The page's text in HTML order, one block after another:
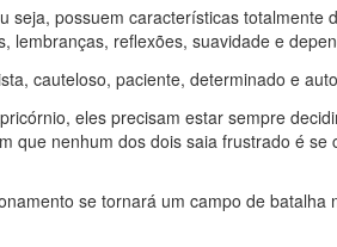
seja, possuem características totalmente
lembranças, reflexões, suavidade e
cauteloso, paciente, determinado e
eles precisam estar sempre
que nenhum dos dois saia frustrado é se
se tornará um campo de batalha